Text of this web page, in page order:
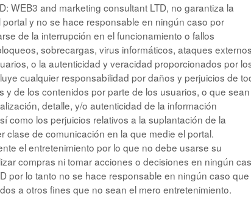
WEB3 and marketing consultant LTD, no garantiza la
y no se hace responsable en ningún caso por
de la interrupción en el funcionamiento o fallos
sobrecargas, virus informáticos, ataques
o la autenticidad y veracidad proporcionados por
cualquier responsabilidad por daños y perjuicios de
de los contenidos por parte de los usuarios, o que sean
detalle, y/o autenticidad de la información
como los perjuicios relativos a la suplantación de la
de comunicación en la que medie el portal.
el entretenimiento por lo que no debe usarse su
compras ni tomar acciones o decisiones en ningún
por lo tanto no se hace responsable en ningún caso
a otros fines que no sean el mero entretenimiento.